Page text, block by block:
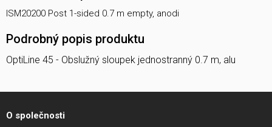
ISM20200 Post 1-sided 0.7 m empty, anodi
Podrobný popis produktu
OptiLine 45 - Obslužný sloupek jednostranný 0.7 m, alu
O společnosti